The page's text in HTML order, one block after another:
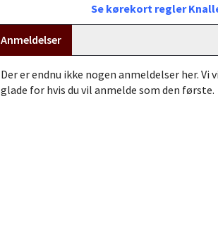
Se kørekort regler
Anmeldelser
Der er endnu ikke nogen anmeldelser her. Vi
glade for hvis du vil anmelde som den første.